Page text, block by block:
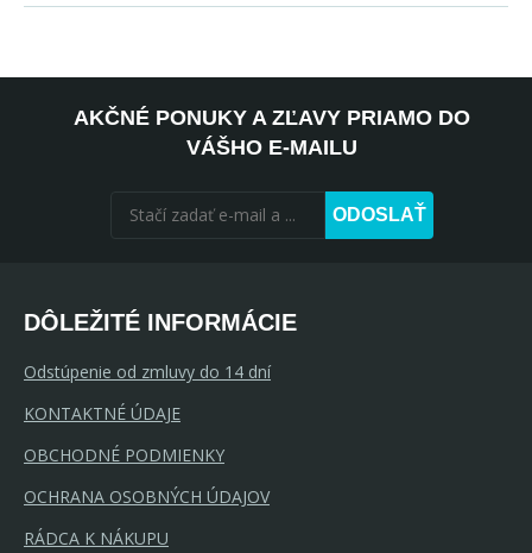
AKČNÉ PONUKY A ZĽAVY PRIAMO DO
VÁŠHO E-MAILU
ODOSLAŤ
DÔLEŽITÉ INFORMÁCIE
Odstúpenie od zmluvy do 14 dní
KONTAKTNÉ ÚDAJE
OBCHODNÉ PODMIENKY
OCHRANA OSOBNÝCH ÚDAJOV
RÁDCA K NÁKUPU